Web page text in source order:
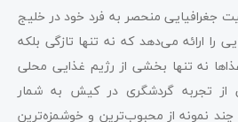
جغرافیایی منحصر به فرد خود در خلیج
را ارائه می‌دهد که نه تنها تازگی بلکه
نه تنها بخشی از رژیم غذایی محلی
تجربه گردشگری در کیش به شمار
چند نمونه از محبوب‌ترین و خوشمزه‌ترین